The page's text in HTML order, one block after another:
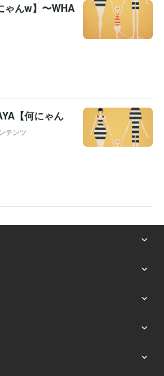
ゃんw】〜WHA
【何にゃん
テンツ